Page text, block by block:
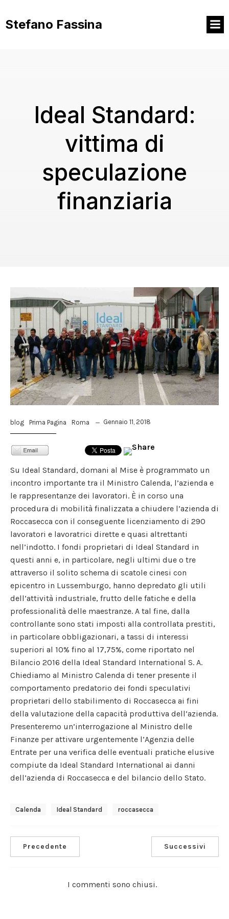
contenuto
Stefano Fassina
Ideal Standard:
vittima di
speculazione
finanziaria
blog Prima Pagina Roma Gennaio 11, 2018
Su Ideal Standard, domani al Mise è programmato un
incontro importante tra il Ministro Calenda, l’azienda e
le rappresentanze dei lavoratori. È in corso una
procedura di mobilità finalizzata a chiudere l’azienda di
Roccasecca con il conseguente licenziamento di 290
lavoratori e lavoratrici dirette e quasi altrettanti
nell’indotto. I fondi proprietari di Ideal Standard in
questi anni e, in particolare, negli ultimi due o tre
attraverso il solito schema di scatole cinesi con
epicentro in Lussemburgo, hanno depredato gli utili
dell’attività industriale, frutto delle fatiche e della
professionalità delle maestranze. A tal fine, dalla
controllante sono stati imposti alla controllata prestiti,
in particolare obbligazionari, a tassi di interessi
superiori al 10% fino al 17,75%, come riportato nel
Bilancio 2016 della Ideal Standard International S. A.
Chiediamo al Ministro Calenda di tener presente il
comportamento predatorio dei fondi speculativi
proprietari dello stabilimento di Roccasecca ai fini
della valutazione della capacità produttiva dell’azienda.
Presenteremo un’interrogazione al Ministro delle
Finanze per attivare urgentemente l’Agenzia delle
Entrate per una verifica delle eventuali pratiche elusive
compiute da Ideal Standard International ai danni
dell’azienda di Roccasecca e del bilancio dello Stato.
Calenda Ideal Standard Roccasecca
Precedente Successivi
I commenti sono chiusi.